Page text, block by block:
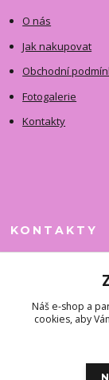
O nás
Jak nakupovat
Obchodní
Fotogalerie
Kontakty
KONTAKTY
+420 731 390
Náš e-shop a
cookies, aby